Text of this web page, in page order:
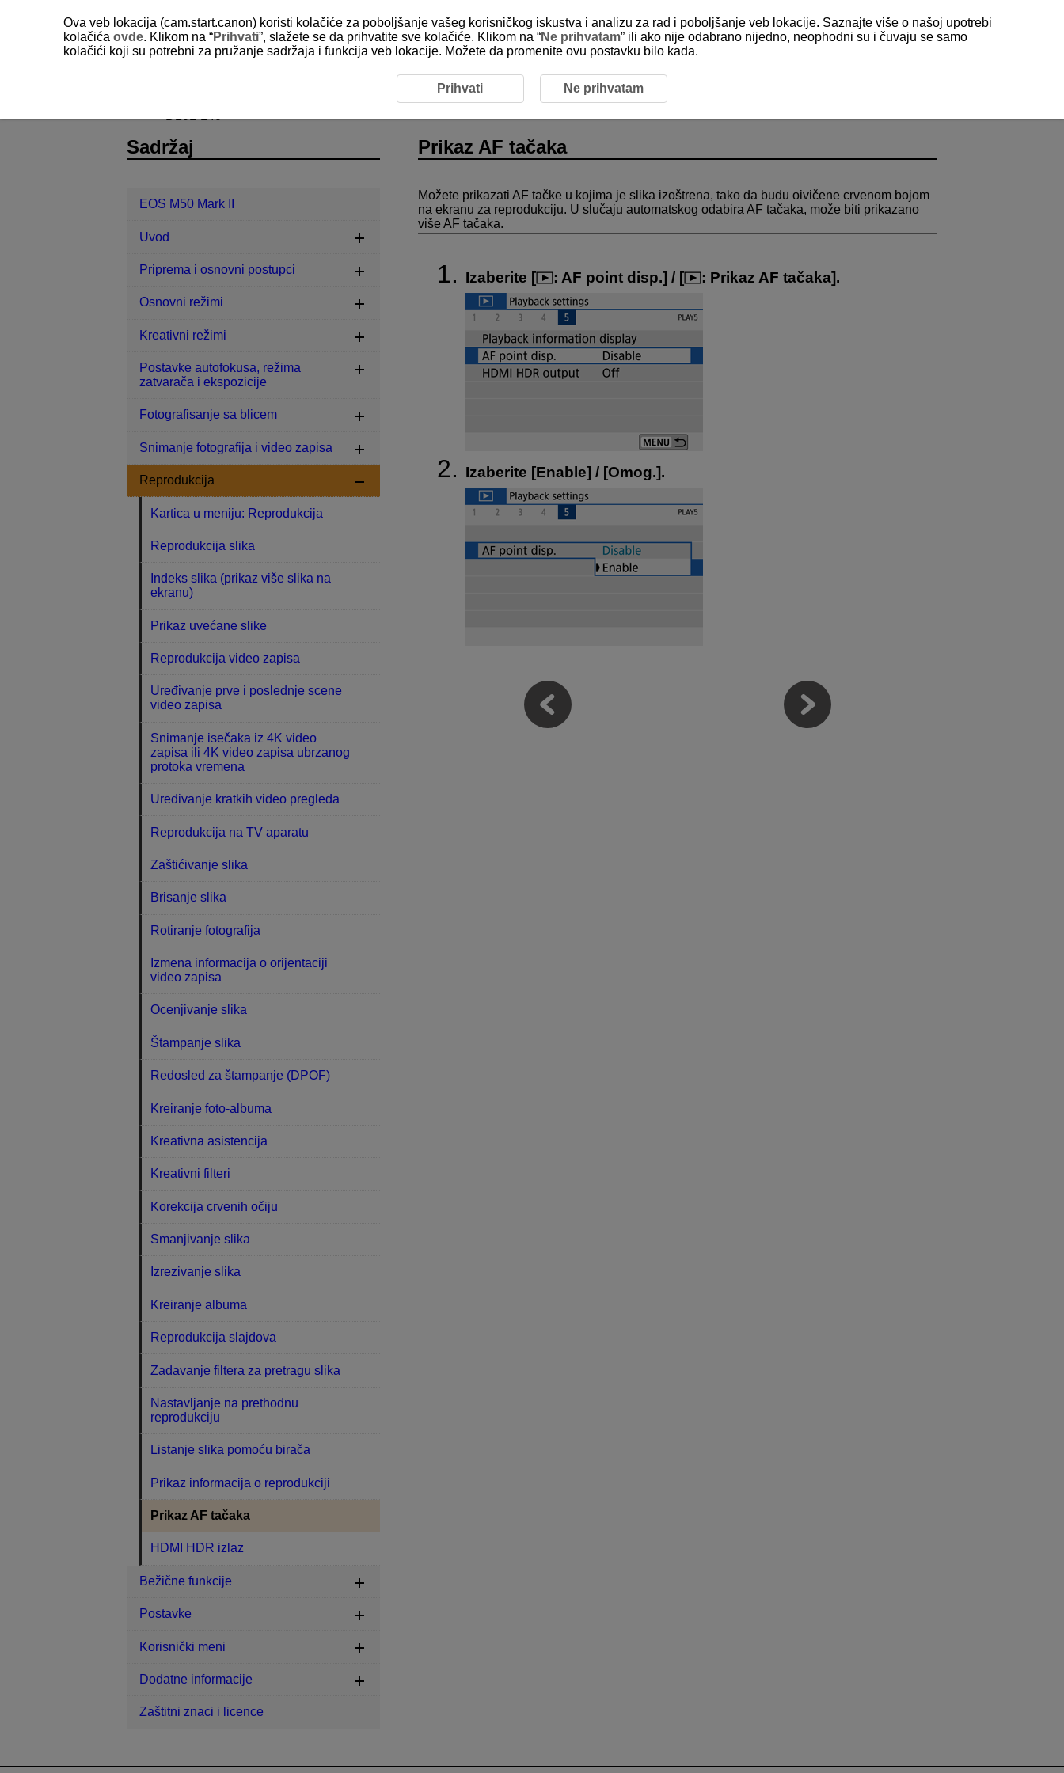
Prikaz AF tačaka
Prikaz AF tačaka
Možete prikazati AF tačke u kojima je slika izoštrena, tako da budu oivičene crvenom bojom
na ekranu za reprodukciju. U slučaju automatskog odabira AF tačaka, može biti prikazano
više AF tačaka.
Izaberite [ : AF point disp.] / [ : Prikaz AF tačaka].
Izaberite [Enable] / [Omog.].
Sadržaj
EOS M50 Mark II
Uvod
Priprema i osnovni postupci
Osnovni režimi
Kreativni režimi
Postavke autofokusa, režima
zatvarača i ekspozicije
Fotografisanje sa blicem
Snimanje fotografija i video zapisa
Reprodukcija
Kartica u meniju: Reprodukcija
Reprodukcija slika
Indeks slika (prikaz više slika na
ekranu)
Prikaz uvećane slike
Reprodukcija video zapisa
Uređivanje prve i poslednje scene
video zapisa
Snimanje isečaka iz 4K video
zapisa ili 4K video zapisa ubrzanog
protoka vremena
Uređivanje kratkih video pregleda
Reprodukcija na TV aparatu
Zaštićivanje slika
Brisanje slika
Rotiranje fotografija
Izmena informacija o orijentaciji
video zapisa
Ocenjivanje slika
Štampanje slika
Redosled za štampanje (DPOF)
Kreiranje foto-albuma
Kreativna asistencija
Kreativni filteri
Korekcija crvenih očiju
Smanjivanje slika
Izrezivanje slika
Kreiranje albuma
Reprodukcija slajdova
Zadavanje filtera za pretragu slika
Nastavljanje na prethodnu
reprodukciju
Listanje slika pomoću birača
Prikaz informacija o reprodukciji
Prikaz AF tačaka
HDMI HDR izlaz
Bežične funkcije
Postavke
Korisnički meni
Dodatne informacije
Zaštitni znaci i licence
Ova veb lokacija (cam.start.canon) koristi kolačiće za poboljšanje vašeg korisničkog iskustva i analizu za rad i poboljšanje veb lokacije. Saznajte više o našoj upotrebi
kolačića ovde. Klikom na “Prihvati”, slažete se da prihvatite sve kolačiće. Klikom na “Ne prihvatam” ili ako nije odabrano nijedno, neophodni su i čuvaju se samo
kolačići koji su potrebni za pružanje sadržaja i funkcija veb lokacije. Možete da promenite ovu postavku bilo kada.
Prihvati Ne prihvatam